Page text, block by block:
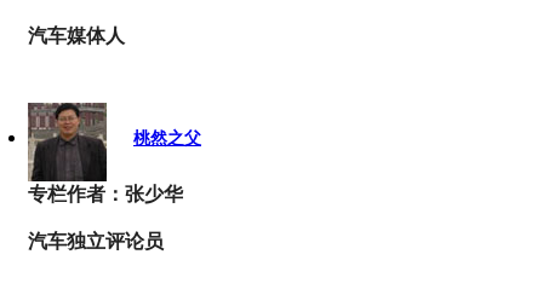
汽车媒体人
桃然之父
专栏作者：张少华
汽车独立评论员